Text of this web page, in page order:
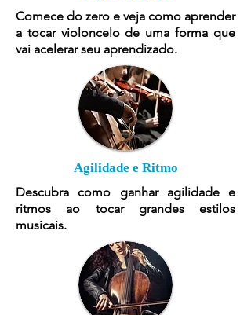
Comece do zero e veja como aprender
a tocar violoncelo de uma forma que
vai acelerar seu aprendizado.
Agilidade e Ritmo
Descubra como ganhar agilidade e
ritmos ao tocar grandes estilos
musicais.